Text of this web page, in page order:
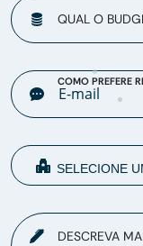
QUAL O
COMO PREFERE
DESCREVA